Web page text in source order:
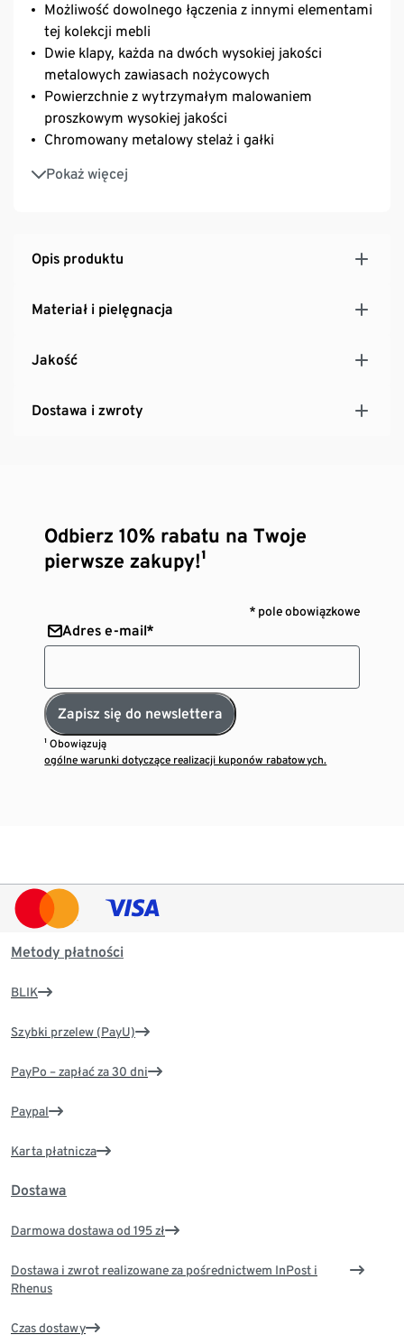
Możliwość dowolnego łączenia z innymi elementami
tej kolekcji mebli
Dwie klapy, każda na dwóch wysokiej jakości
metalowych zawiasach nożycowych
Powierzchnie z wytrzymałym malowaniem
proszkowym wysokiej jakości
Chromowany metalowy stelaż i gałki
Pokaż więcej
Z nóżkami z tworzywa sztucznego o regulowanej
wysokości – zapewniają stabilność także na
Opis produktu
Materiał i pielęgnacja
Jakość
Dostawa i zwroty
Odbierz 10% rabatu na Twoje
pierwsze zakupy!¹
* pole obowiązkowe
Adres e-mail*
Zapisz się do newslettera
¹ Obowiązują
ogólne warunki dotyczące realizacji kuponów rabatowych.
Metody płatności
BLIK
Szybki przelew (PayU)
PayPo – zapłać za 30 dni
Paypal
Karta płatnicza
Dostawa
Darmowa dostawa od 195 zł
Dostawa i zwrot realizowane za pośrednictwem InPost i
Rhenus
Czas dostawy